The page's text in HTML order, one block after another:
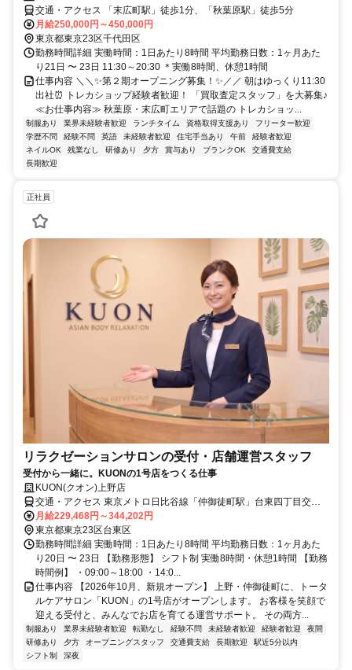
交通・アクセス 「末広町駅」徒歩1分、「秋葉原駅」徒歩5分
月給250,000円～450,000円
東京都東京23区千代田区
勤務時間詳細 実働時間：1日あたり8時間 平均勤務日数：1ヶ月あた
り21日 〜 23日 11:30～20:30 ＊実働8時間、休憩1時間
仕事内容 ＼＼✨第２期オープニング募集！✨／／ 朝はゆっくり11:30
出社⏰ トレカショップ経験者歓迎！ 「買取査定スタッフ」を大募集♪
≪お仕事内容≫ 秋葉原・末広町エリアで話題の トレカショッ...
制服あり 業界未経験者歓迎 ランチタイム 資格取得支援あり
フリーター歓迎
学歴不問
経験不問 英語 未経験者歓迎 住宅手当あり 午前
経験者歓迎
ネイルOK
残業なし 研修あり 夕方 賞与あり ブランクOK
交通費支給
長期歓迎
正社員
リラクゼーションサロンの受付・店舗運営スタッフ
受付から一緒に。KUONの1号店をつくる仕事
KUON(クオン)上野店
交通・アクセス 東京メトロ日比谷線「仲御徒町駅」台東四丁目交差
点出口から徒歩10秒／JR「御徒町駅」から徒歩2分
月給229,468円～344,202円
東京都東京23区台東区
勤務時間詳細 実働時間：1日あたり8時間 平均勤務日数：1ヶ月あた
り20日 〜 23日 【勤務形態】 シフト制 実働8時間・休憩1時間 【勤務
時間例】 ・09:00～18:00 ・14:0...
仕事内容 【2026年10月、新規オープン】 上野・仲御徒町に、トータ
ルケアサロン「KUON」の1号店がオープンします。 お客様を笑顔で
迎える受付と、みんなでお店を育てる運営サポート。 その両方...
制服あり 業界未経験者歓迎 転勤なし 経験不問 未経験者歓迎 経験者歓迎
夜間
研修あり
夕方 オープニングスタッフ 交通費支給 長期歓迎
駅近5分以内
シフト制
深夜